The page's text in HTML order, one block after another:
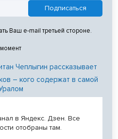
Ваш e-mail третьей стороне.
Чеплыгин рассказывает
– кого содержат в самой
в Яндекс. Дзен. Все
отобраны там.